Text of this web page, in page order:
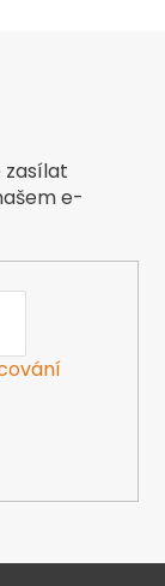
zasílat
e-